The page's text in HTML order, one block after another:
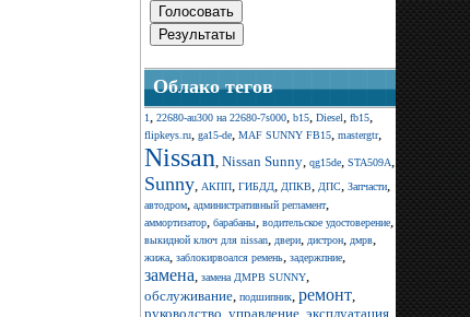
Облако тегов
1 22680-au300 на 22680-7s000 b15 Diesel fb15
flipkeys.ru ga15-de MAF SUNNY FB15 mastergtr,
Nissan Nissan Sunny qg15de STA509A
Sunny АКПП ГИБДД ДПКВ ДПС Запчасти
автодром административный регламент,
аммортизатор барабаны водительское удостоверение
выкидной ключ для nissan двери дистрон дмрв
жижа заблокирвоался ремень задержпние
замена замена ДМРВ SUNNY
обслуживание подшипник ремонт
руководство управление эксплуатация